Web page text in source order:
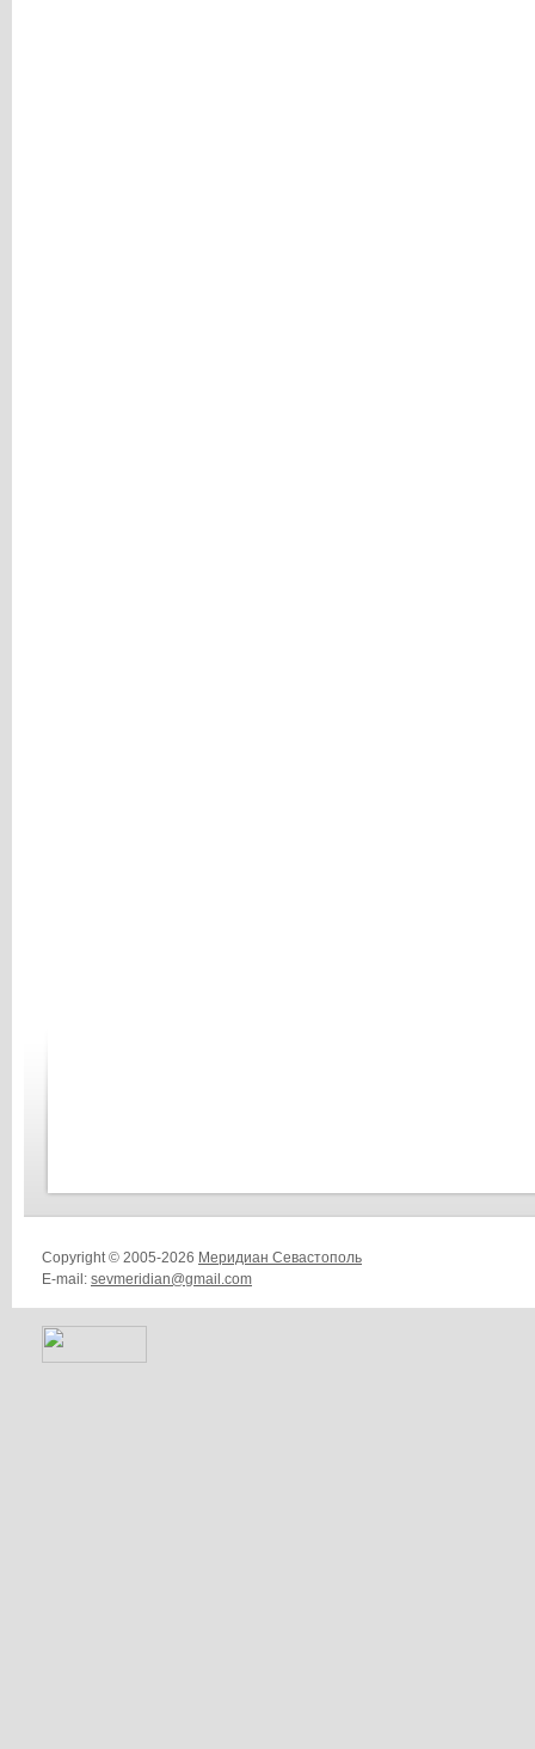
Copyright © 2005-2026 Меридиан Севастополь
E-mail: sevmeridian@gmail.com